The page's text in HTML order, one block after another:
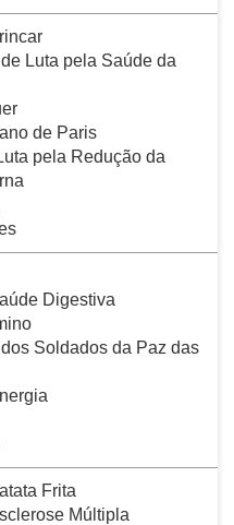
Luta pela Saúde da
de Paris
pela Redução da
Digestiva
Soldados da Paz das
Frita
Múltipla